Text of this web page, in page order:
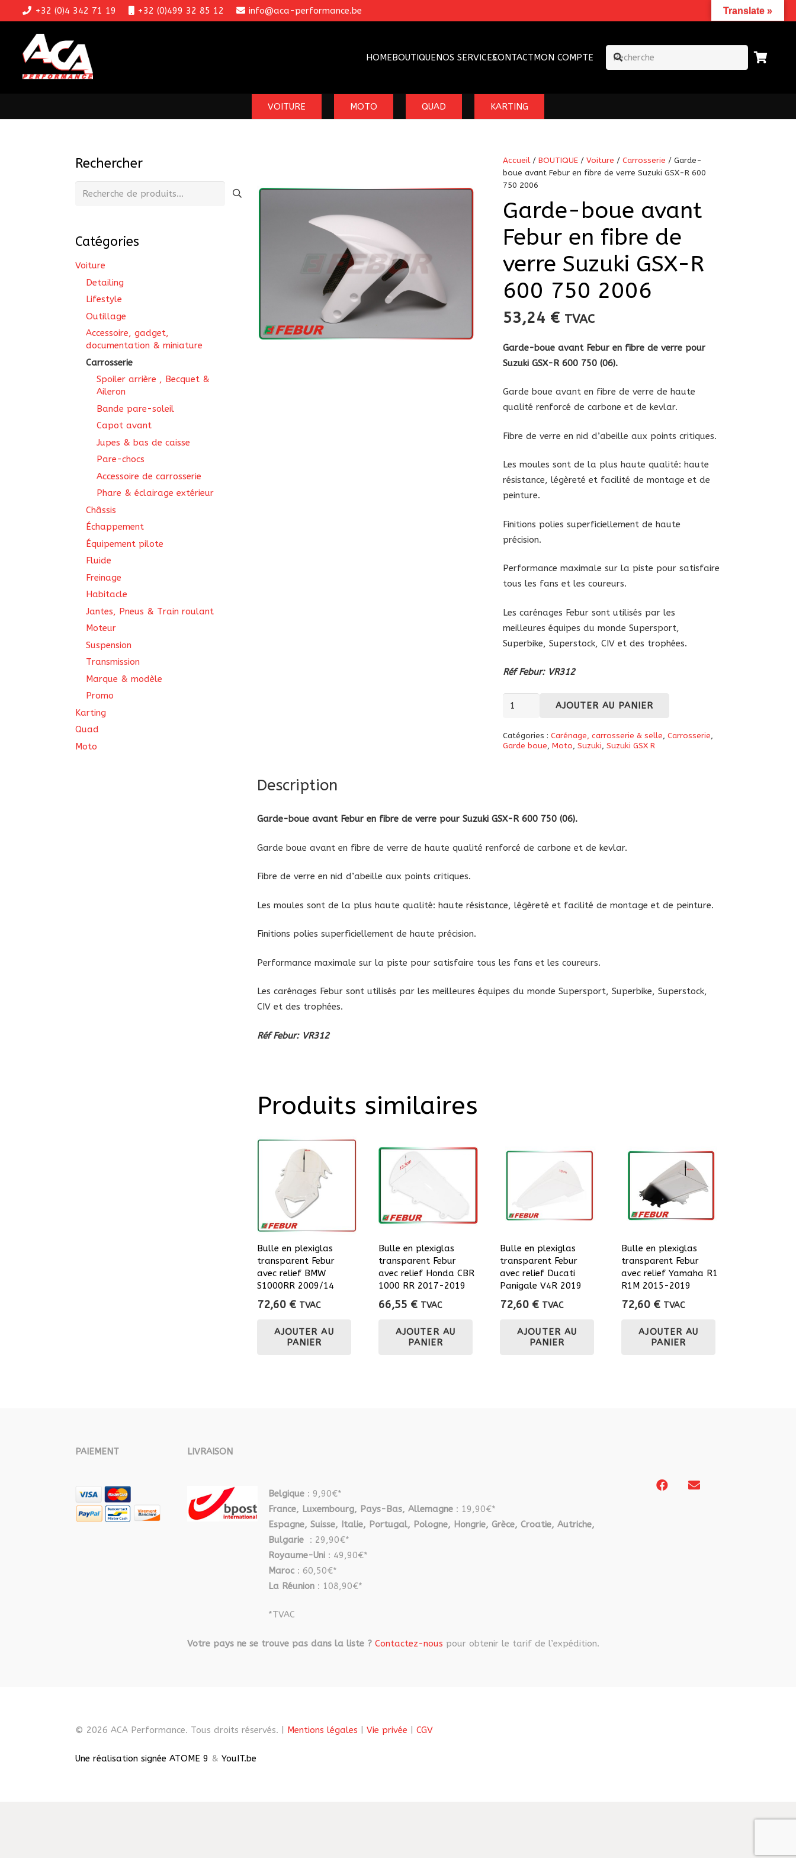
+32 (0)4 342 71 19 +32 (0)499 32 85 12 info@aca-performance.be
HOMEBOUTIQUENOS SERVICESCONTACTMON COMPTE
VOITURE MOTO QUAD KARTING
Accueil/BOUTIQUE /Voiture /Carrosserie / Garde-
boue avant Febur en fibre de verre Suzuki GSX-R 600
750 2006
Garde-boue avant
Febur en fibre de
verre Suzuki GSX-R
600 750 2006
53,24 € TVAC
Garde-boue avant Febur en fibre de verre pour
Suzuki GSX-R 600 750 (06).
Garde boue avant en fibre de verre de haute
qualité renforcé de carbone et de kevlar.
Fibre de verre en nid d’abeille aux points critiques.
Les moules sont de la plus haute qualité: haute
résistance, légèreté et facilité de montage et de
peinture.
Finitions polies superficiellement de haute
précision.
Performance maximale sur la piste pour satisfaire
tous les fans et les coureurs.
Les carénages Febur sont utilisés par les
meilleures équipes du monde Supersport,
Superbike, Superstock, CIV et des trophées.
Réf Febur: VR312
quantité
Garde-
boue
de
Suzuki
600
AJOUTER AU PANIER
Catégories :Carénage, carrosserie & selle,Carrosserie,
Garde boue,Moto,Suzuki,Suzuki GSX R
Description
Garde-boue avant Febur en fibre de verre pour Suzuki GSX-R 600 750 (06).
Garde boue avant en fibre de verre de haute qualité renforcé de carbone et de kevlar.
Fibre de verre en nid d’abeille aux points critiques.
Les moules sont de la plus haute qualité: haute résistance, légèreté et facilité de montage et de peinture.
Finitions polies superficiellement de haute précision.
Performance maximale sur la piste pour satisfaire tous les fans et les coureurs.
Les carénages Febur sont utilisés par les meilleures équipes du monde Supersport, Superbike, Superstock,
CIV et des trophées.
Réf Febur: VR312
Produits similaires
Bulle en plexiglas
transparent Febur
avec relief BMW
S1000RR 2009/14
72,60 € TVAC
AJOUTER AU
PANIER
Bulle en plexiglas
transparent Febur
avec relief Honda CBR
1000 RR 2017-2019
66,55 € TVAC
AJOUTER AU
PANIER
Bulle en plexiglas
transparent Febur
avec relief Ducati
Panigale V4R 2019
72,60 € TVAC
AJOUTER AU
PANIER
Bulle en plexiglas
transparent Febur
avec relief Yamaha R1
R1M 2015-2019
72,60 € TVAC
AJOUTER AU
PANIER
Rechercher
Recherche
Catégories
Voiture
Detailing
Lifestyle
Outillage
Accessoire, gadget,
documentation & miniature
Carrosserie
Spoiler arrière , Becquet &
Aileron
Bande pare-soleil
Capot avant
Jupes & bas de caisse
Pare-chocs
Accessoire de carrosserie
Phare & éclairage extérieur
Châssis
Échappement
Équipement pilote
Fluide
Freinage
Habitacle
Jantes, Pneus & Train roulant
Moteur
Suspension
Transmission
Marque & modèle
Promo
Karting
Quad
Moto
PAIEMENT LIVRAISON
Belgique : 9,90€*
France, Luxembourg, Pays-Bas, Allemagne : 19,90€*
Espagne, Suisse, Italie, Portugal, Pologne, Hongrie, Grèce, Croatie, Autriche,
Bulgarie
: 29,90€*
Royaume-Uni : 49,90€*
Maroc : 60,50€*
La Réunion : 108,90€*
*TVAC
Votre pays ne se trouve pas dans la liste ? Contactez-nous pour obtenir le tarif de l’expédition.
© 2026 ACA Performance. Tous droits réservés. | Mentions légales Vie privée CGV
Une réalisation signée ATOME 9 & YouIT.be
Translate »